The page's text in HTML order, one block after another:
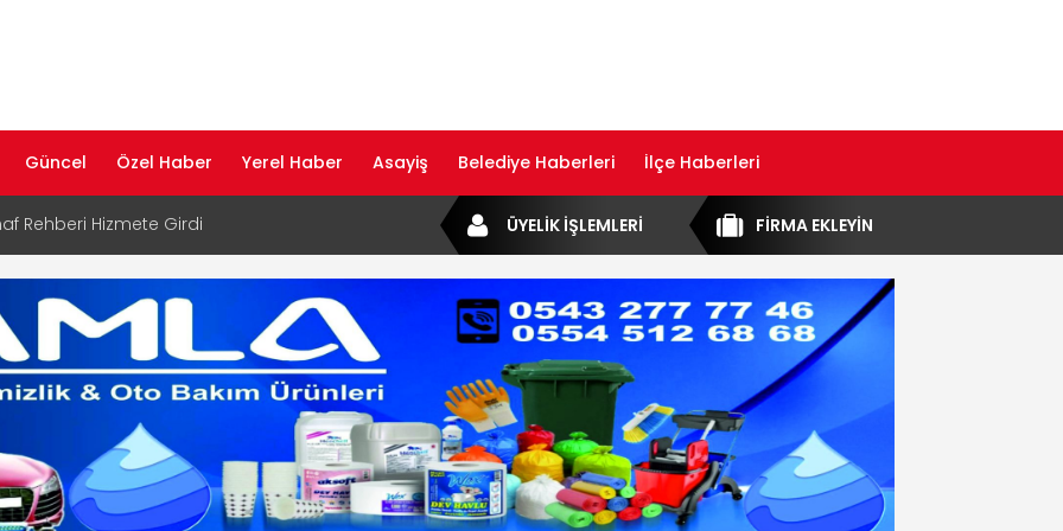
Güncel Özel Haber Yerel Haber Asayiş Belediye Haberleri İlçe Haberleri
Rehberi Hizmete Girdi
Yayın Hayatına Başladı | Hızlı ve Akıllı
Dijital Devrim: Rota Sepetim
Bölge Müdürü Makam Koltuğunu
Rehberi ile Google ve Yapay Zeka
Öne Çıkın
FİRMA EKLEYİN
ÜYELİK İŞLEMLERİ